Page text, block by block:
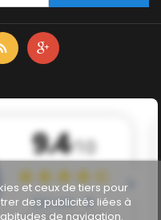
et ceux de tiers pour
des publicités liées à
de navigation.